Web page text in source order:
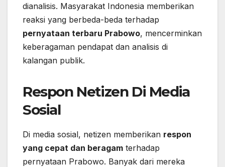
dianalisis. Masyarakat Indonesia memberikan
reaksi yang berbeda-beda terhadap
pernyataan terbaru Prabowo, mencerminkan
keberagaman pendapat dan analisis di
kalangan publik.
Respon Netizen Di Media
Sosial
Di media sosial, netizen memberikan respon
yang cepat dan beragam terhadap
pernyataan Prabowo. Banyak dari mereka